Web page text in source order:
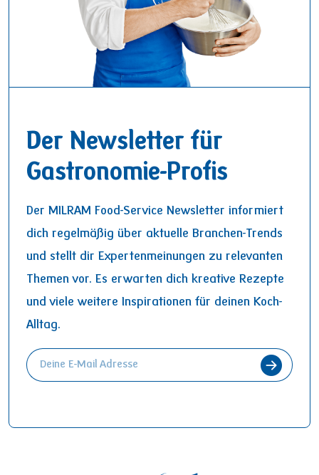
Der Newsletter für
Gastronomie-Profis
Der MILRAM Food-Service Newsletter informiert
dich regelmäßig über aktuelle Branchen-Trends
und stellt dir Expertenmeinungen zu relevanten
Themen vor. Es erwarten dich kreative Rezepte
und viele weitere Inspirationen für deinen Koch-
Alltag.